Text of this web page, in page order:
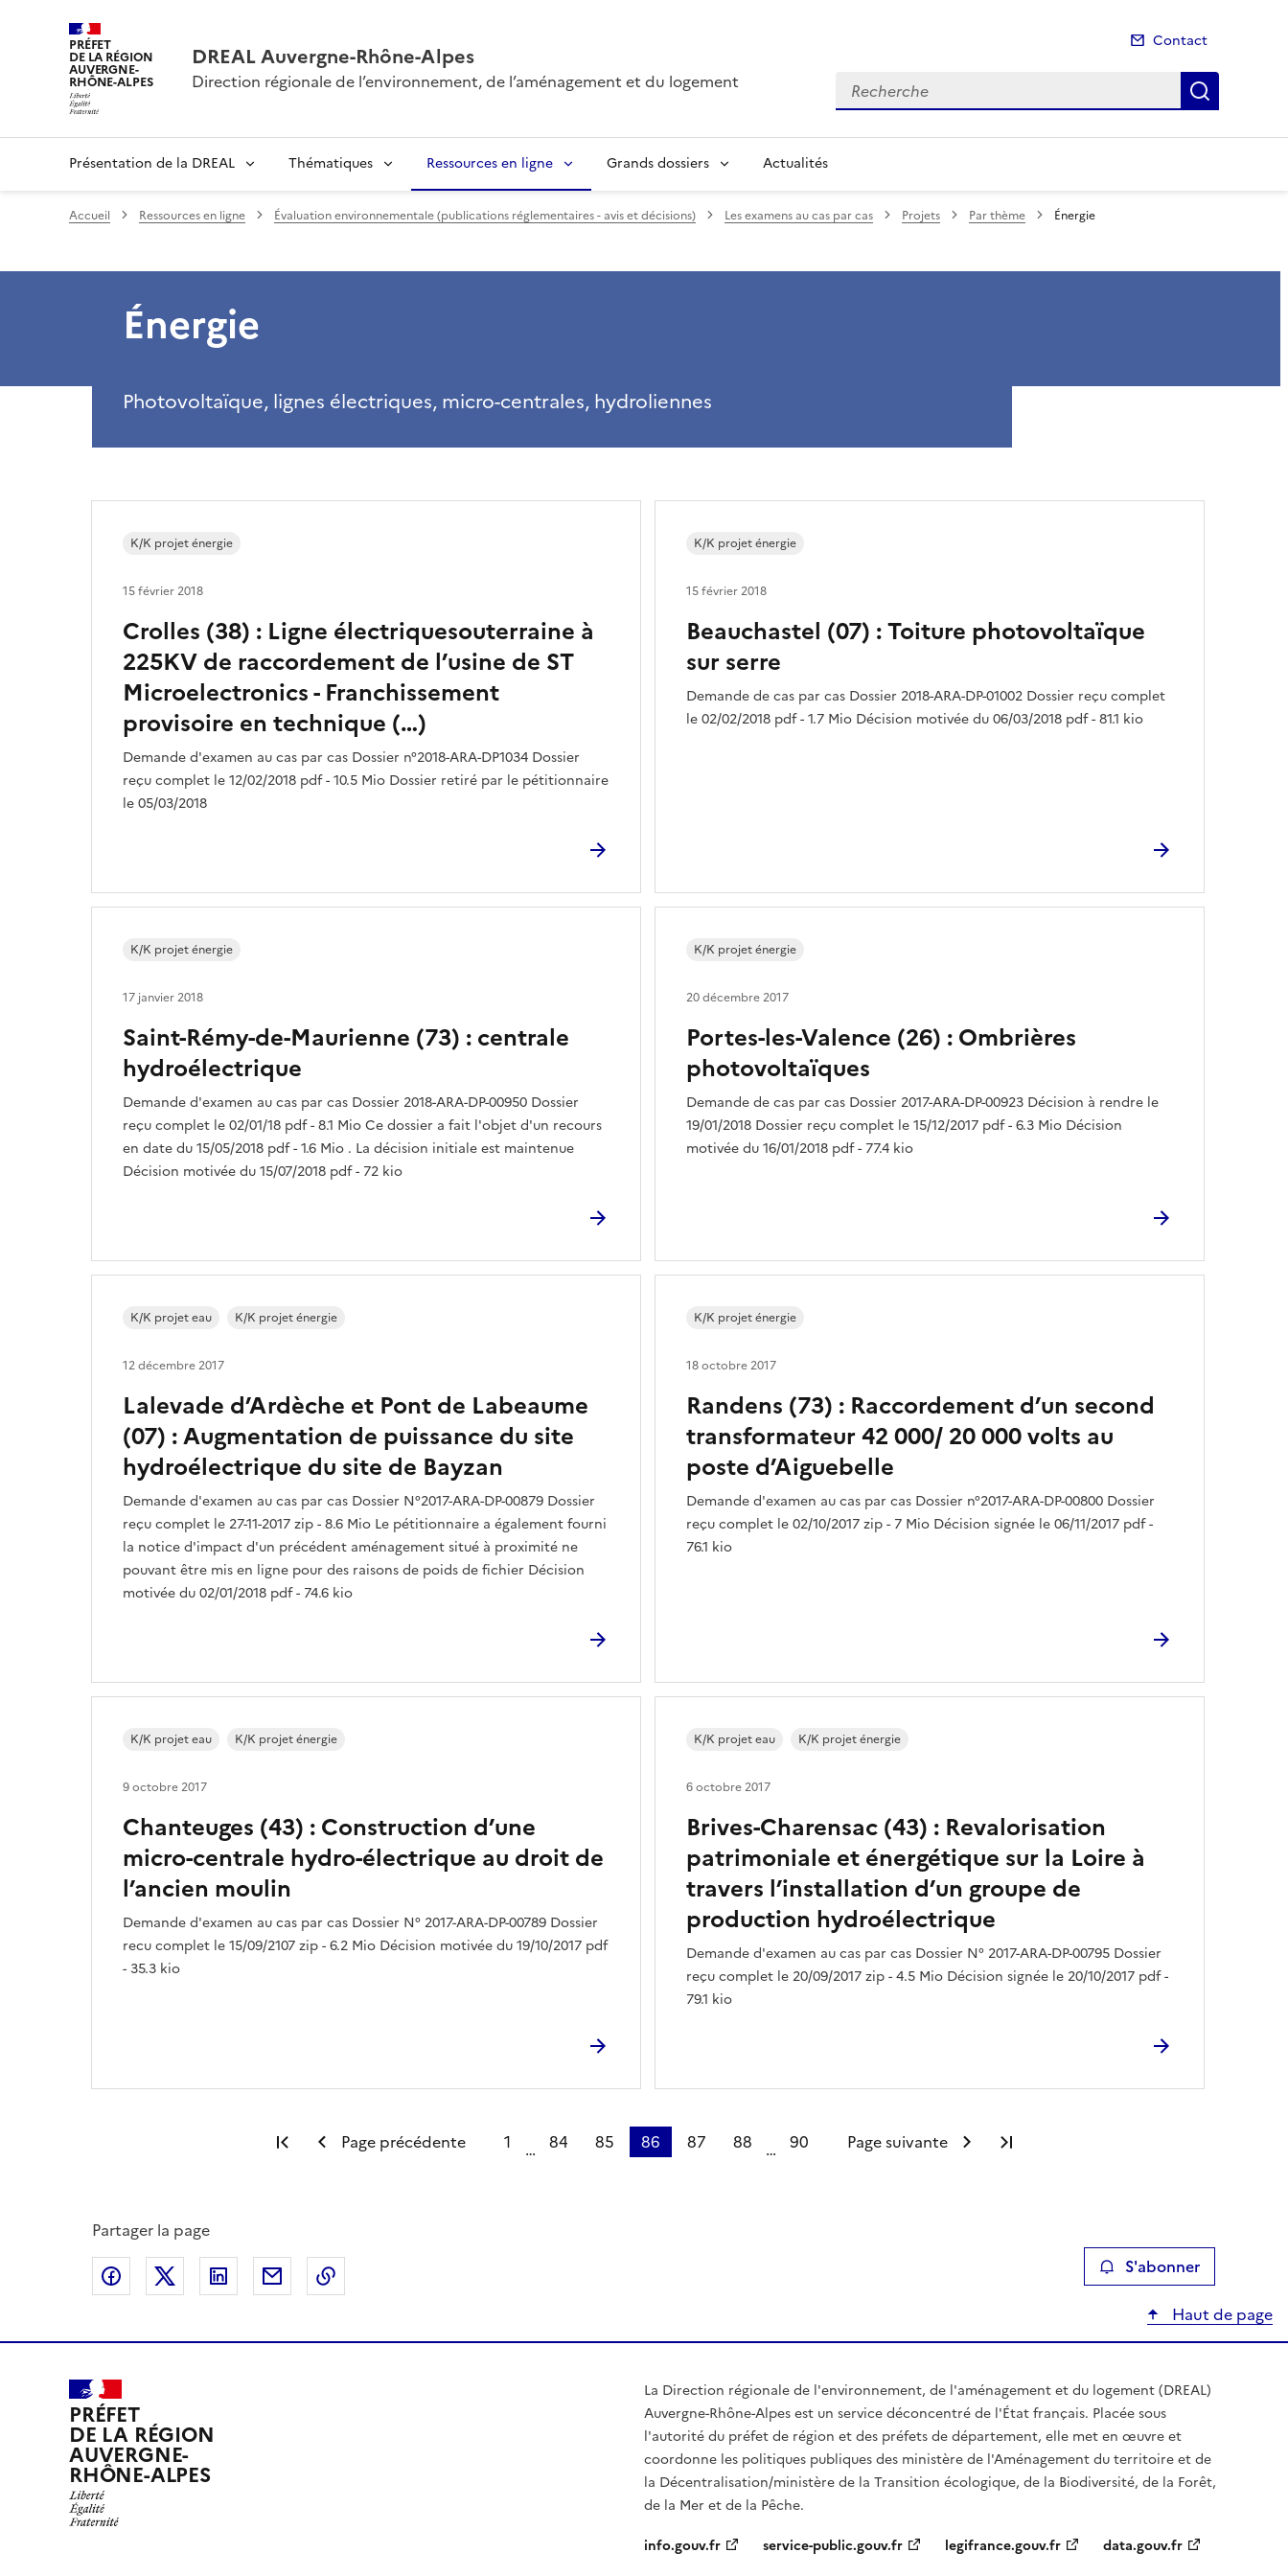
PRÉFET
DE LA RÉGION
AUVERGNE-
RHÔNE-ALPES
DREAL Auvergne-Rhône-Alpes
Direction régionale de l’environnement, de l’aménagement et du logement
Contact
Recherche
Présentation de la DREAL Thématiques Ressources en ligne Grands dossiers Actualités
Accueil Ressources en ligne Évaluation environnementale (publications réglementaires - avis et décisions) Les examens au cas par cas Projets Par thème Énergie
Énergie
Photovoltaïque, lignes électriques, micro-centrales, hydroliennes
Crolles (38) : Ligne électriquesouterraine à
225KV de raccordement de l’usine de ST
Microelectronics - Franchissement
provisoire en technique (…)
Demande d'examen au cas par cas Dossier n°2018-ARA-DP1034 Dossier
reçu complet le 12/02/2018 pdf - 10.5 Mio Dossier retiré par le pétitionnaire
le 05/03/2018
K/K projet énergie
15 février 2018
Beauchastel (07) : Toiture photovoltaïque
sur serre
Demande de cas par cas Dossier 2018-ARA-DP-01002 Dossier reçu complet
le 02/02/2018 pdf - 1.7 Mio Décision motivée du 06/03/2018 pdf - 81.1 kio
K/K projet énergie
15 février 2018
Saint-Rémy-de-Maurienne (73) : centrale
hydroélectrique
Demande d'examen au cas par cas Dossier 2018-ARA-DP-00950 Dossier
reçu complet le 02/01/18 pdf - 8.1 Mio Ce dossier a fait l'objet d'un recours
en date du 15/05/2018 pdf - 1.6 Mio . La décision initiale est maintenue
Décision motivée du 15/07/2018 pdf - 72 kio
K/K projet énergie
17 janvier 2018
Portes-les-Valence (26) : Ombrières
photovoltaïques
Demande de cas par cas Dossier 2017-ARA-DP-00923 Décision à rendre le
19/01/2018 Dossier reçu complet le 15/12/2017 pdf - 6.3 Mio Décision
motivée du 16/01/2018 pdf - 77.4 kio
K/K projet énergie
20 décembre 2017
Lalevade d’Ardèche et Pont de Labeaume
(07) : Augmentation de puissance du site
hydroélectrique du site de Bayzan
Demande d'examen au cas par cas Dossier N°2017-ARA-DP-00879 Dossier
reçu complet le 27-11-2017 zip - 8.6 Mio Le pétitionnaire a également fourni
la notice d'impact d'un précédent aménagement situé à proximité ne
pouvant être mis en ligne pour des raisons de poids de fichier Décision
motivée du 02/01/2018 pdf - 74.6 kio
K/K projet eau K/K projet énergie
12 décembre 2017
Randens (73) : Raccordement d’un second
transformateur 42 000/ 20 000 volts au
poste d’Aiguebelle
Demande d'examen au cas par cas Dossier n°2017-ARA-DP-00800 Dossier
reçu complet le 02/10/2017 zip - 7 Mio Décision signée le 06/11/2017 pdf -
76.1 kio
K/K projet énergie
18 octobre 2017
Chanteuges (43) : Construction d’une
micro-centrale hydro-électrique au droit de
l’ancien moulin
Demande d'examen au cas par cas Dossier N° 2017-ARA-DP-00789 Dossier
recu complet le 15/09/2107 zip - 6.2 Mio Décision motivée du 19/10/2017 pdf
- 35.3 kio
K/K projet eau K/K projet énergie
9 octobre 2017
Brives-Charensac (43) : Revalorisation
patrimoniale et énergétique sur la Loire à
travers l’installation d’un groupe de
production hydroélectrique
Demande d'examen au cas par cas Dossier N° 2017-ARA-DP-00795 Dossier
reçu complet le 20/09/2017 zip - 4.5 Mio Décision signée le 20/10/2017 pdf -
79.1 kio
K/K projet eau K/K projet énergie
6 octobre 2017
Première page
Page précédente 1 … 84 85 86 87 88 … 90 Page suivante
Partager la page
Partager sur Facebook
Partager sur XPartager sur LinkedIn
Partager par email S'abonner
Haut de page
PRÉFET
DE LA RÉGION
AUVERGNE-
RHÔNE-ALPES
La Direction régionale de l'environnement, de l'aménagement et du logement (DREAL)
Auvergne-Rhône-Alpes est un service déconcentré de l'État français. Placée sous
l'autorité du préfet de région et des préfets de département, elle met en œuvre et
coordonne les politiques publiques des ministère de l'Aménagement du territoire et de
la Décentralisation/ministère de la Transition écologique, de la Biodiversité, de la Forêt,
de la Mer et de la Pêche.
info.gouv.fr
service-public.gouv.fr legifrance.gouv.fr data.gouv.fr